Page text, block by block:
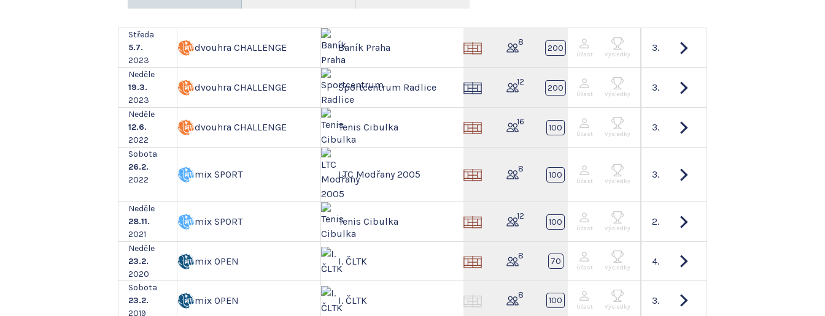
Středa
5.7.
2023
dvouhra CHALLENGE Baník Praha 8
200 3.
Účast Výsledky
Neděle
19.3.
2023
dvouhra CHALLENGE Sportcentrum Radlice 12
200 3.
Účast Výsledky
Neděle
12.6.
2022
dvouhra CHALLENGE Tenis Cibulka 16
100 3.
Účast Výsledky
Sobota
26.2.
2022
mix SPORT LTC Modřany 2005 8
100 3.
Účast Výsledky
Neděle
28.11.
2021
mix SPORT Tenis Cibulka 12
100 2.
Účast Výsledky
Neděle
23.2.
2020
mix OPEN I. ČLTK 8
70 4.
Účast Výsledky
Sobota
23.2.
2019
mix OPEN I. ČLTK 8
100 3.
Účast Výsledky